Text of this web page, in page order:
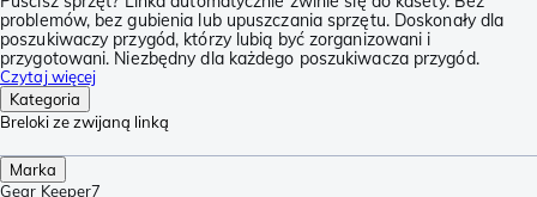
problemów, bez gubienia lub upuszczania sprzętu. Doskonały dla
poszukiwaczy przygód, którzy lubią być zorganizowani i
przygotowani. Niezbędny dla każdego poszukiwacza przygód.
Czytaj więcej
Kategoria
Breloki ze zwijaną linką
Marka
Gear Keeper7